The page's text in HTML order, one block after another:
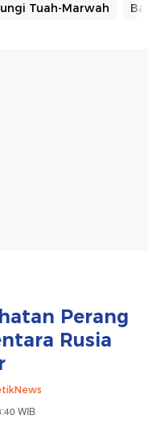
Tuah-Marwah
Perang
Rusia
WIB